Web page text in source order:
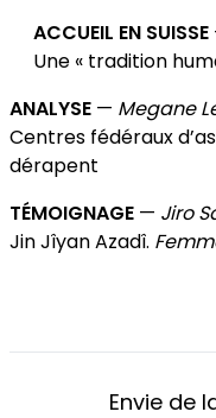
ACCUEIL EN SUISSE
Une « tradition
ANALYSE — Megane
Centres fédéraux
dérapent
TÉMOIGNAGE — Jiro
Jin Jîyan Azadî.
Envie de